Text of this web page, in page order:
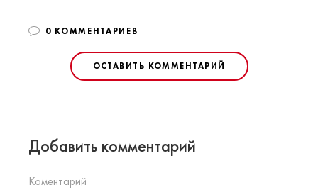
0 КОММЕНТАРИЕВ
ОСТАВИТЬ КОММЕНТАРИЙ
Добавить комментарий
Коментарий